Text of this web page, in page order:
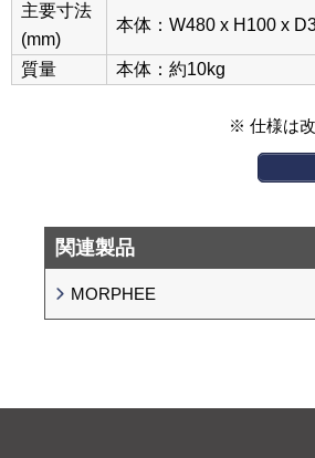
主要寸法
(mm)
本体：W480 x H100 x
質量 本体：約10kg
※ 仕様は
関連製品
MORPHEE